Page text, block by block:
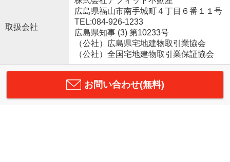
取扱会社
広島県福山市南手城町４丁目６番１１号
TEL:084-926-1233
広島県知事 (3) 第10233号
（公社）広島県宅地建物取引業協会
（公社）全国宅地建物取引業保証協会
お問い合わせ(無料)